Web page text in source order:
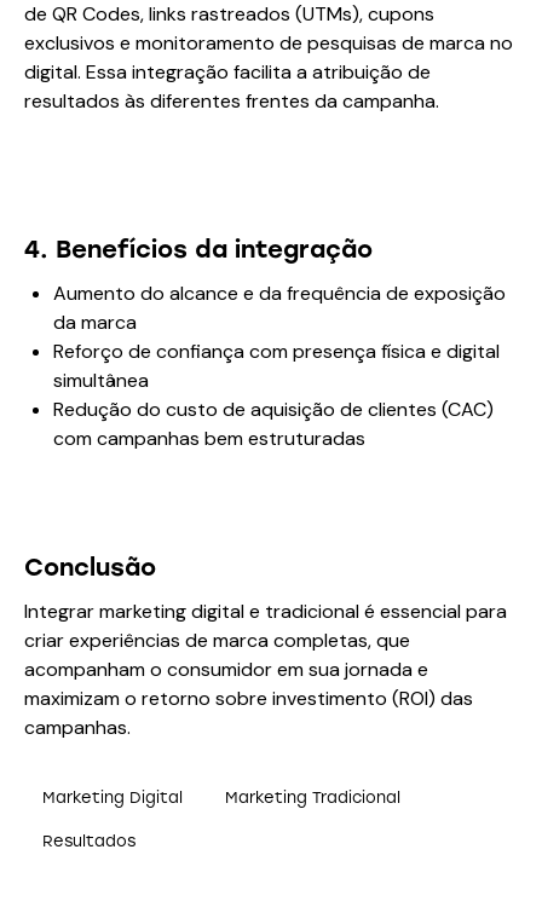
de QR Codes, links rastreados (UTMs), cupons
exclusivos e monitoramento de pesquisas de marca no
digital. Essa integração facilita a atribuição de
resultados às diferentes frentes da campanha.
4. Benefícios da integração
Aumento do alcance e da frequência de exposição
da marca
Reforço de confiança com presença física e digital
simultânea
Redução do custo de aquisição de clientes (CAC)
com campanhas bem estruturadas
Conclusão
Integrar marketing digital e tradicional é essencial para
criar experiências de marca completas, que
acompanham o consumidor em sua jornada e
maximizam o retorno sobre investimento (ROI) das
campanhas.
Marketing Digital Marketing Tradicional
Resultados